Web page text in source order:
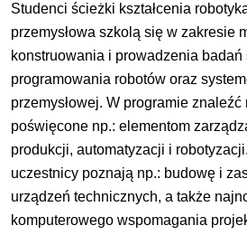
Studenci ścieżki kształcenia
przemysłowa szkolą się w zakresie
konstruowania i prowadzenia
programowania robotów oraz
przemysłowej. W programie
poświęcone np.: elementom
produkcji, automatyzacji i
uczestnicy poznają np.: budowę i
urządzeń technicznych, a także
komputerowego wspomagania